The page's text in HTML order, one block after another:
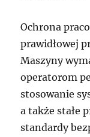
Ochrona
prawidłowej
Maszyny
operatorom
stosowanie
a także stałe
standardy